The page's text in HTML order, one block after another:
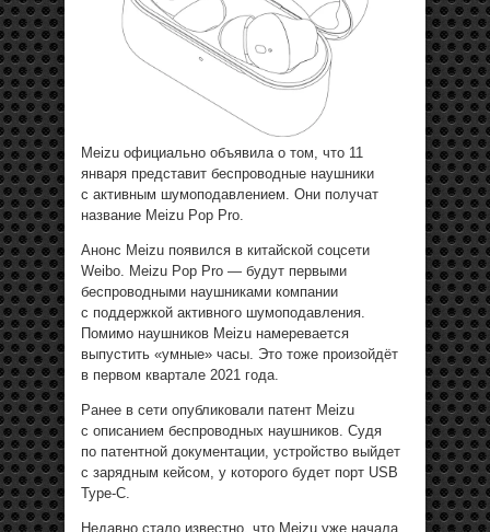
Meizu официально объявила о том, что 11
января представит беспроводные наушники
с активным шумоподавлением. Они получат
название Meizu Pop Pro.
Анонс Meizu появился в китайской соцсети
Weibo. Meizu Pop Pro — будут первыми
беспроводными наушниками компании
с поддержкой активного шумоподавления.
Помимо наушников Meizu намеревается
выпустить «умные» часы. Это тоже произойдёт
в первом квартале 2021 года.
Ранее в сети опубликовали патент Meizu
с описанием беспроводных наушников. Судя
по патентной документации, устройство выйдет
с зарядным кейсом, у которого будет порт USB
Type-C.
Недавно стало известно, что Meizu уже начала